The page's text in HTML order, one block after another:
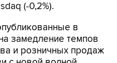
в
и розничных продаж
с новой волной
в ряде